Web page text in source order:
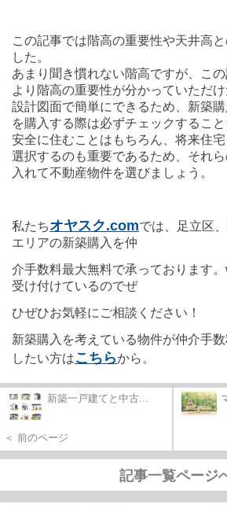
この記事では階高の重要性や天井高
した。
あまり聞き慣れない階高ですが、こ
より階高の重要性が分かっていただけ
設計図面で簡単にできるため、新築
を購入する際は必ずチェックすること
安全に住むことはもちろん、将来住
選択するのも重要であるため、それ
入れて不動産物件を選びましょう。
私たちオヤスク.comでは、足立区
エリアの新築購入を仲
介手数料最大無料で承っております
受け付けているのでぜ
ひぜひお気軽にご相談ください！
新築購入を考えている物件が仲介手
したい方はこちらから。
新築一戸建てと中古...
＜ 前のページ
記事一覧ページ